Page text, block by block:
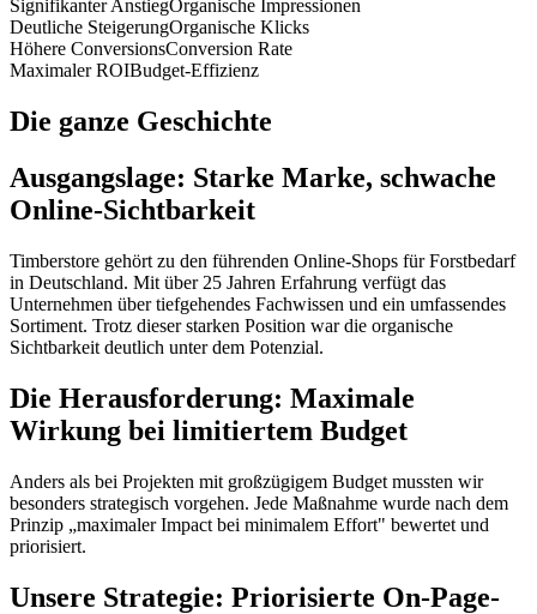
Signifikanter AnstiegOrganische Impressionen
Deutliche SteigerungOrganische Klicks
Höhere ConversionsConversion Rate
Maximaler ROIBudget-Effizienz
Die ganze Geschichte
Ausgangslage: Starke Marke, schwache
Online-Sichtbarkeit
Timberstore gehört zu den führenden Online-Shops für Forstbedarf
in Deutschland. Mit über 25 Jahren Erfahrung verfügt das
Unternehmen über tiefgehendes Fachwissen und ein umfassendes
Sortiment. Trotz dieser starken Position war die organische
Sichtbarkeit deutlich unter dem Potenzial.
Die Herausforderung: Maximale
Wirkung bei limitiertem Budget
Anders als bei Projekten mit großzügigem Budget mussten wir
besonders strategisch vorgehen. Jede Maßnahme wurde nach dem
Prinzip „maximaler Impact bei minimalem Effort" bewertet und
priorisiert.
Unsere Strategie: Priorisierte On-Page-